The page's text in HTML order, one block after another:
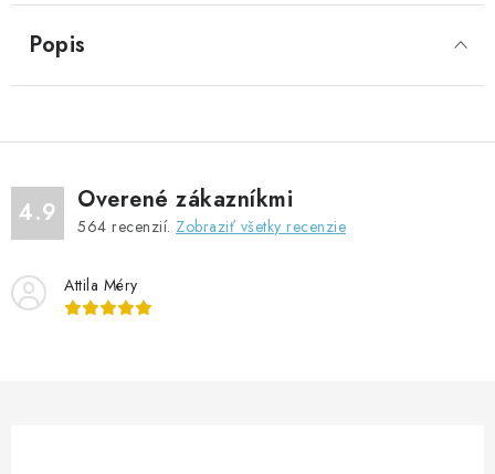
Popis
4.9 Overené zákazníkmi
564 recenzií. Zobraziť všetky recenzie
Attila Méry